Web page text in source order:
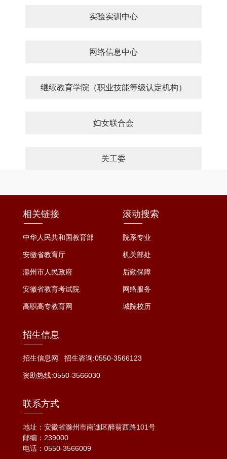
实验实训中心
网络信息中心
继续教育学院（职业技能等级认定机构）
妇女联合会
关工委
相关链接
中华人民共和国教育部
安徽省教育厅
滁州市人民政府
安徽省教育考试院
高职高专教育网
滚动搜索
院系专业
机关部处
后勤保障
网络服务
城院校历
招生信息
招生信息网 招生咨询:0550-3566123
资助热线:0550-3566030
联系方式
地址：安徽省滁州市南谯区醉翁西路101号
邮编：239000
电话： 0550-3566009